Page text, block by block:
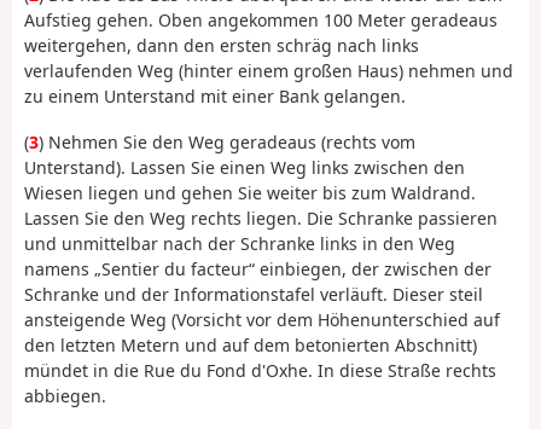
Aufstieg gehen. Oben angekommen 100 Meter geradeaus
weitergehen, dann den ersten schräg nach links
verlaufenden Weg (hinter einem großen Haus) nehmen und
zu einem Unterstand mit einer Bank gelangen.
(3) Nehmen Sie den Weg geradeaus (rechts vom
Unterstand). Lassen Sie einen Weg links zwischen den
Wiesen liegen und gehen Sie weiter bis zum Waldrand.
Lassen Sie den Weg rechts liegen. Die Schranke passieren
und unmittelbar nach der Schranke links in den Weg
namens „Sentier du facteur“ einbiegen, der zwischen der
Schranke und der Informationstafel verläuft. Dieser steil
ansteigende Weg (Vorsicht vor dem Höhenunterschied auf
den letzten Metern und auf dem betonierten Abschnitt)
mündet in die Rue du Fond d'Oxhe. In diese Straße rechts
abbiegen.